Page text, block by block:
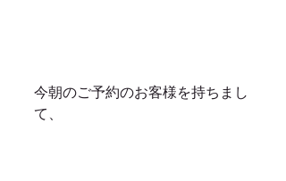
今朝のご予約のお客様を持ちまし
て、